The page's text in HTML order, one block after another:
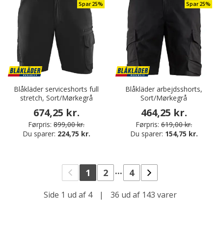
Spar 25%
Blåkläder serviceshorts full
stretch, Sort/Mørkegrå
674,25 kr.
Førpris: 899,00 kr.
Du sparer: 224,75 kr.
Spar 25%
Blåkläder arbejdsshorts,
Sort/Mørkegrå
464,25 kr.
Førpris: 619,00 kr.
Du sparer: 154,75 kr.
1 2 ... 4
Side 1 ud af 4 | 36 ud af 143 varer